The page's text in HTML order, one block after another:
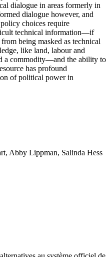
dialogue in areas formerly in
dialogue however, and
choices require
technical information—if
being masked as technical
like land, labour and
a commodity—and the ability to
has profound
of political power in
Abby Lippman, Salinda Hess